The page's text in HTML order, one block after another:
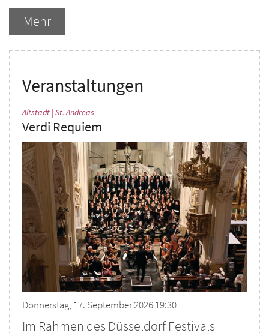
Mehr
Veranstaltungen
Altstadt | St. Andreas
Verdi Requiem
Donnerstag, 17. September 2026 19:30
Im Rahmen des Düsseldorf Festivals